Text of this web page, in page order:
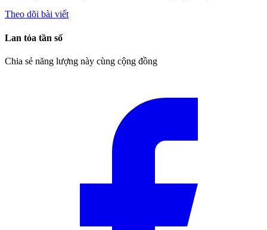
Theo dõi bài viết
Lan tỏa tần số
Chia sẻ năng lượng này cùng cộng đồng